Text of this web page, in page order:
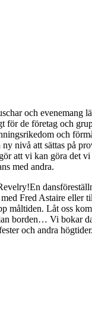
och evenemang
för de företag och
och
nivå att sättas på
att vi kan göra det vi
med andra.
Fred Astaire eller
måltiden. Låt oss
borden… Vi bokar
och andra högtider.